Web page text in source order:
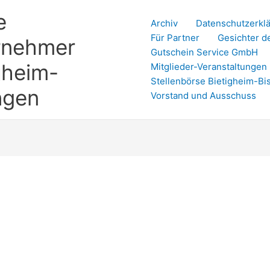
Archiv
Für Partner
Gesichter
Gutschein Service GmbH
Mitglieder-Veranstaltungen
Stellenbörse Bietigheim-
Vorstand und Ausschuss